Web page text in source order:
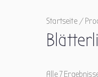
Startseite/
Alle 7